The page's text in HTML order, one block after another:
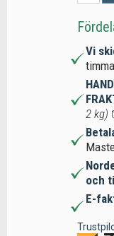
Vi
2 kg)
och
E-